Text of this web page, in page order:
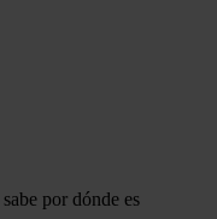
por dónde es